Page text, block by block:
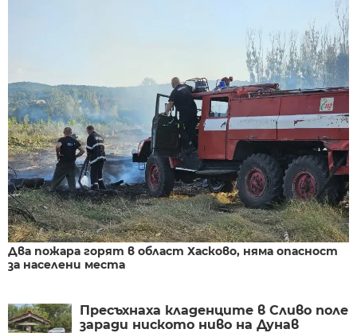
Два пожара горят в област Хасково, няма опасност
за населени места
Пресъхнаха кладенците в Сливо поле
заради ниското ниво на Дунав